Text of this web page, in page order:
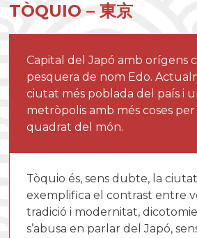
TÒQUIO –東京
Capital del Japó amb orígens
pesquera de nom Edo.
ciutat més poblada del país i
metròpolis amb més coses
quadrat del món.
Tòquio és, sens dubte, la
exemplifica el contrast entre
tradició i modernitat,
s’abusa en parlar del Japó,